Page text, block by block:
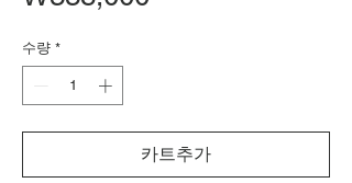
수량 *
카트추가